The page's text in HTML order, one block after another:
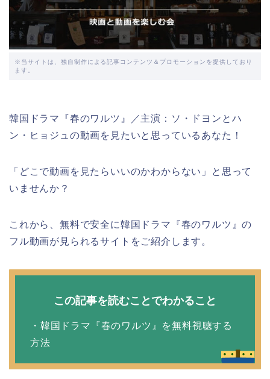
※当サイトは、独自制作による記事コンテンツ＆プロモーションを提供しており
ます。
韓国ドラマ『春のワルツ』／主演：ソ・ドヨンとハ
ン・ヒョジュの動画を見たいと思っているあなた！
「どこで動画を見たらいいのかわからない」と思って
いませんか？
これから、無料で安全に韓国ドラマ『春のワルツ』の
フル動画が見られるサイトをご紹介します。
この記事を読むことでわかること
・韓国ドラマ『春のワルツ』を無料視聴する
方法